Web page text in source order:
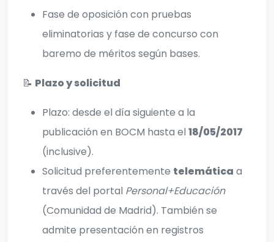
Fase de oposición con pruebas
eliminatorias y fase de concurso con
baremo de méritos según bases.
📝 Plazo y solicitud
Plazo: desde el día siguiente a la
publicación en BOCM hasta el 18/05/2017
(inclusive).
Solicitud preferentemente telemática a
través del portal Personal+Educación
(Comunidad de Madrid). También se
admite presentación en registros